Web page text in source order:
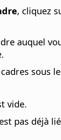
, cliquez
auquel
sous
vide.
pas déjà